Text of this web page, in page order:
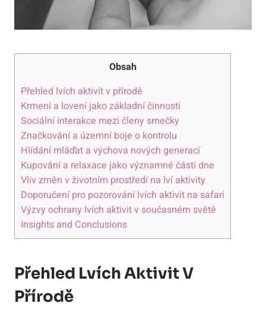
Obsah
Přehled lvích aktivit v přírodě
Krmení a lovení jako základní činnosti
Sociální interakce mezi členy smečky
Značkování a územní boje o kontrolu
Hlídání mláďat a výchova nových generací
Kupování a relaxace jako významné části dne
Vliv změn v životním prostředí na lví aktivity
Doporučení pro pozorování lvích aktivit na safari
Výzvy ochrany lvích aktivit v současném světě
Insights and Conclusions
Přehled Lvích Aktivit V
Přírodě